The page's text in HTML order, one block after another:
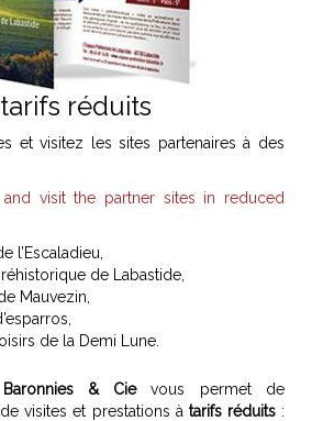
réduits
et visitez les sites partenaires à des
and visit the partner sites in reduced
l’Escaladieu,
de Labastide,
Mauvezin,
de la Demi Lune.
Baronnies & Cievous permet de
visites et prestations à tarifs réduits :